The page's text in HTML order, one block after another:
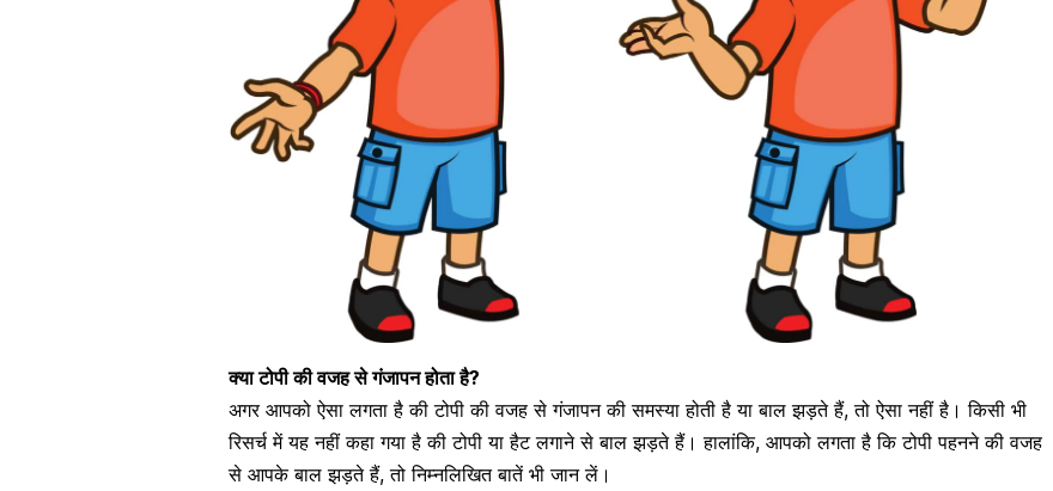
क्या टोपी की वजह से गंजापन होता है?
अगर आपको ऐसा लगता है की टोपी की वजह से गंजापन की समस्या होती है या बाल झड़ते हैं, तो ऐसा नहीं है। किसी भी
रिसर्च में यह नहीं कहा गया है की टोपी या हैट लगाने से बाल झड़ते हैं। हालांकि, आपको लगता है कि टोपी पहनने की वजह
से आपके बाल झड़ते हैं, तो निम्नलिखित बातें भी जान लें।